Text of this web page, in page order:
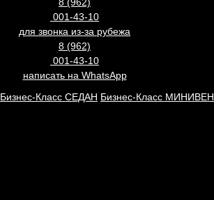
001-43-10
для звонка из-за рубежа
8 (962)
001-43-10
написать на WhatsApp
Бизнес-Класс СЕДАН Бизнес-Класс МИНИВЕН